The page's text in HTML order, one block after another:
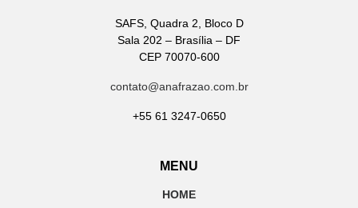
SAFS, Quadra 2, Bloco D
Sala 202 – Brasília – DF
CEP 70070-600
contato@anafrazao.com.br
+55 61 3247-0650
MENU
HOME